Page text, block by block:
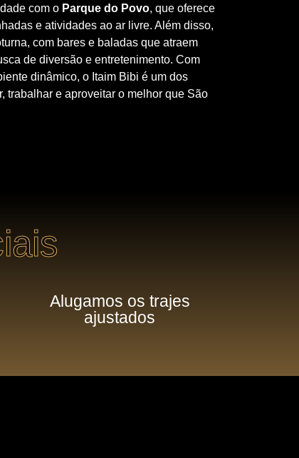
com o Parque do Povo, que oferece
e atividades ao ar livre. Além disso,
com bares e baladas que atraem
de diversão e entretenimento. Com
dinâmico, o Itaim Bibi é um dos
trabalhar e aproveitar o melhor que São
Alugamos os trajes
ajustados